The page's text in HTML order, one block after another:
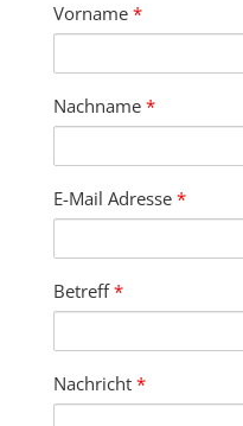
Vorname *
Nachname *
E-Mail Adresse *
Betreff*
Nachricht *